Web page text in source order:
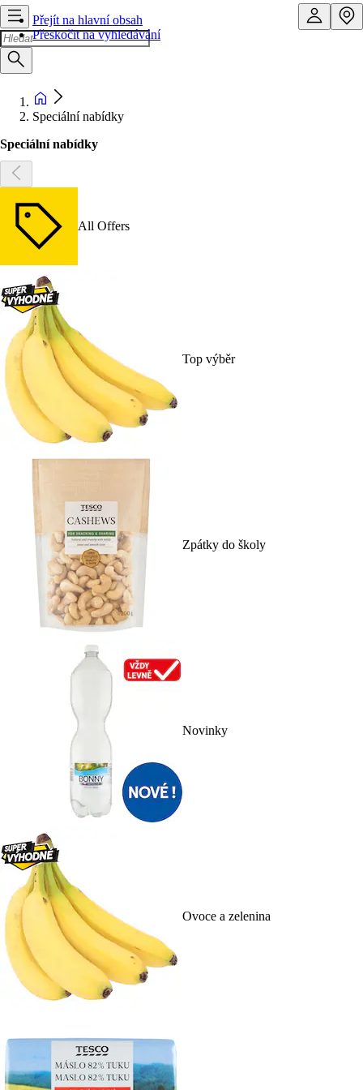
Přejít na hlavní obsah
Přeskočit na vyhledávání
Speciální nabídky
Speciální nabídky
All Offers
Top výběr
Zpátky do školy
Novinky
Ovoce a zelenina